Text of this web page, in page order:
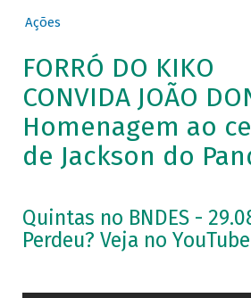
Ações
FORRÓ DO KIKO
CONVIDA JOÃO
Homenagem ao
de Jackson do
Quintas no BNDES -
Perdeu? Veja no YouTube